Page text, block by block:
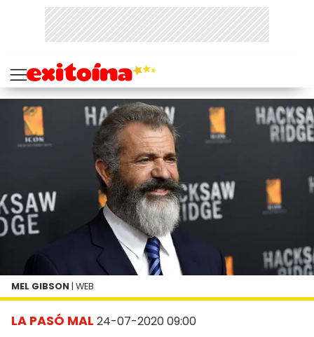
LA PASÓ MAL 24-07-2020 09:00
MEL GIBSON | WEB